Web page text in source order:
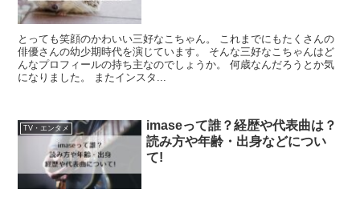
とっても笑顔のかわいい三好なこちゃん。 これまでにもたくさんの
俳優さんの幼少期時代を演じています。 そんな三好なこちゃんはど
んなプロフィールの持ち主なのでしょうか。 何歳なんだろうとか気
になりました。 またインスタ...
TV・エンタメ
imaseって誰？経歴や代表曲は？
読み方や年齢・出身などについ
て!